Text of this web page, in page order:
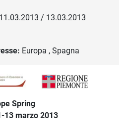
11.03.2013 / 13.03.2013
Europa , Spagna
Spring
13 marzo 2013